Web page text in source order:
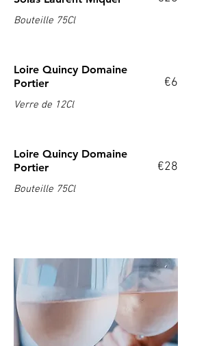
Bouteille 75Cl
Loire Quincy Domaine
Portier
Verre de 12Cl
€6
Loire Quincy Domaine
Portier
Bouteille 75Cl
€28